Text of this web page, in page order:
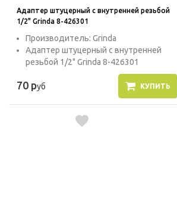
Адаптер штуцерный с внутренней резьбой
1/2" Grinda 8-426301
Производитель: Grinda
Адаптер штуцерный с внутренней
резьбой 1/2" Grinda 8-426301
70 руб КУПИТЬ